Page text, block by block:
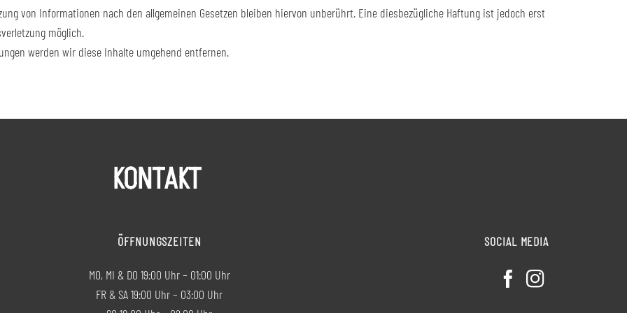
von Informationen nach den allgemeinen Gesetzen bleiben hiervon unberührt. Eine diesbezügliche Haftung ist jedoch erst
möglich.
werden wir diese Inhalte umgehend entfernen.
KONTAKT
ÖFFNUNGSZEITEN
MO, MI & DO 19:00 Uhr – 01:00 Uhr
FR & SA 19:00 Uhr – 03:00 Uhr
SOCIAL MEDIA